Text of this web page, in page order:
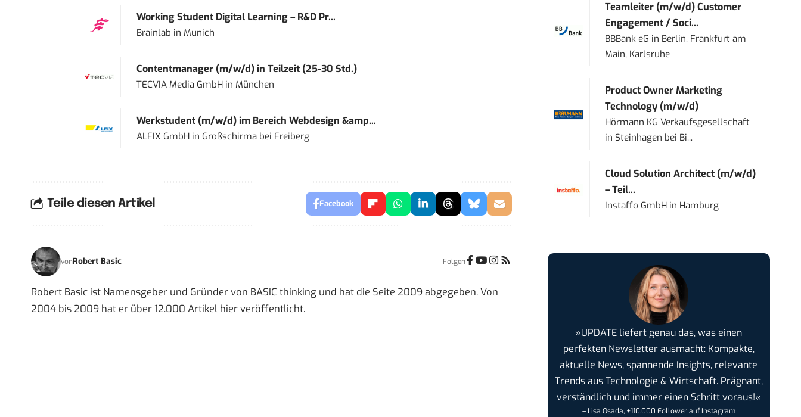
Working Student Digital Learning – R&D Pr...
Brainlab in Munich
Contentmanager (m/w/d) in Teilzeit (25-30 Std.)
TECVIA Media GmbHin München
Werkstudent (m/w/d) im Bereich Webdesign &amp...
ALFIX GmbHin Großschirma bei Freiberg
Teile diesen Artikel Facebook
vonRobert Basic Folgen
Robert Basic ist Namensgeber und Gründer von BASIC thinking und hat die Seite 2009 abgegeben. Von
2004 bis 2009 hat er über 12.000 Artikel hier veröffentlicht.
Teamleiter (m/w/d) Customer
Engagement / Soci...
BBBank eG in Berlin, Frankfurt am
Main, Karlsruhe
Product Owner Marketing
Technology (m/w/d)
Hörmann KG Verkaufsgesellschaft
in Steinhagen bei Bi...
Cloud Solution Architect (m/w/d)
– Teil...
Instaffo GmbH in Hamburg
»UPDATE liefert genau das, was einen
perfekten Newsletter ausmacht: Kompakte,
aktuelle News, spannende Insights, relevante
Trends aus Technologie & Wirtschaft. Prägnant,
verständlich und immer einen Schritt voraus!«
– Lisa Osada, +110.000 Follower auf Instagram